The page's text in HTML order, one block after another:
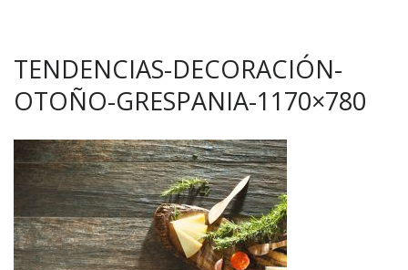
TENDENCIAS-DECORACIÓN-
OTOÑO-GRESPANIA-1170×780